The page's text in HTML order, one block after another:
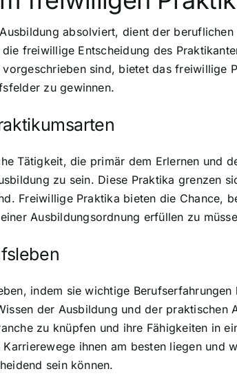
absolviert, dient der
freiwillige Entscheidung des
sind, bietet das freiwillige
zu gewinnen.
Tätigkeit, die primär dem Erlernen und
zu sein. Diese Praktika grenzen
Freiwillige Praktika bieten die Chance,
Ausbildungsordnung erfüllen zu
indem sie wichtige
der Ausbildung und der praktischen
zu knüpfen und ihre Fähigkeiten in
ihnen am besten liegen und
sein können.